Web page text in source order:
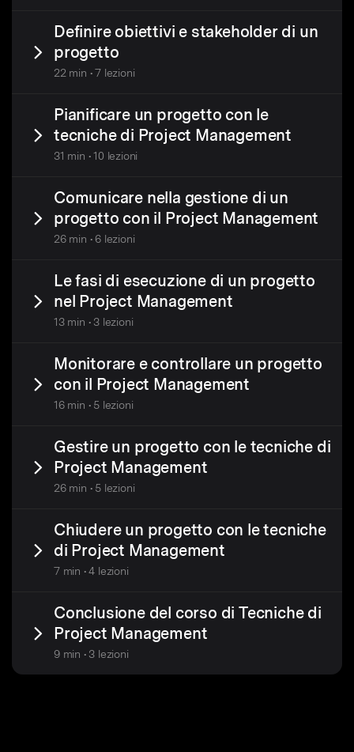
Definire obiettivi e stakeholder di un
progetto
22 min • 7 lezioni
Pianificare un progetto con le
tecniche di Project Management
31 min • 10 lezioni
Comunicare nella gestione di un
progetto con il Project Management
26 min • 6 lezioni
Le fasi di esecuzione di un progetto
nel Project Management
13 min • 3 lezioni
Monitorare e controllare un progetto
con il Project Management
16 min • 5 lezioni
Gestire un progetto con le tecniche di
Project Management
26 min • 5 lezioni
Chiudere un progetto con le tecniche
di Project Management
7 min • 4 lezioni
Conclusione del corso di Tecniche di
Project Management
9 min • 3 lezioni